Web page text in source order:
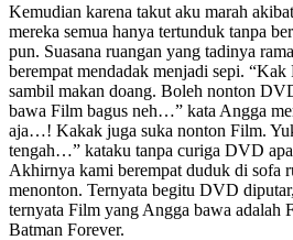
Kemudian karena takut aku marah
mereka semua hanya tertunduk tanpa
pun. Suasana ruangan yang tadinya
berempat mendadak menjadi sepi.
sambil makan doang. Boleh nonton
bawa Film bagus neh…” kata Angga
aja…! Kakak juga suka nonton Film.
tengah…” kataku tanpa curiga DVD
Akhirnya kami berempat duduk di sofa
menonton. Ternyata begitu DVD
ternyata Film yang Angga bawa adalah
Batman Forever.